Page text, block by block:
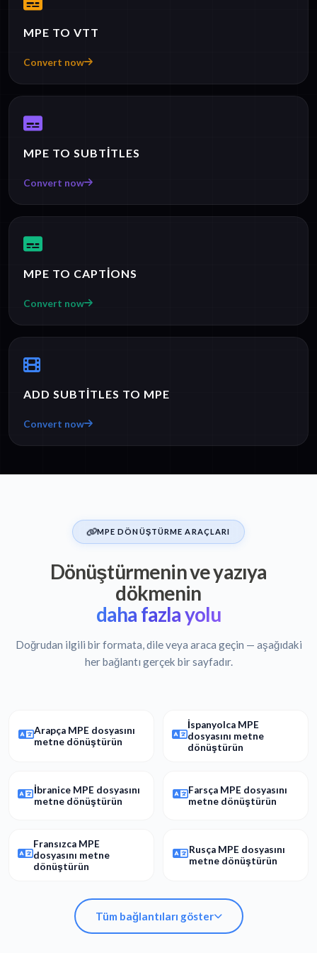
MPE TO VTT
Convert now
MPE TO SUBTITLES
Convert now
MPE TO CAPTIONS
Convert now
ADD SUBTITLES TO MPE
Convert now
MPE DÖNÜŞTÜRME ARAÇLARI
Dönüştürmenin ve yazıya
dökmenin
daha fazla yolu
Doğrudan ilgili bir formata, dile veya araca geçin — aşağıdaki
her bağlantı gerçek bir sayfadır.
Arapça MPE dosyasını
metne dönüştürün
İspanyolca MPE
dosyasını metne
dönüştürün
İbranice MPE dosyasını
metne dönüştürün
Farsça MPE dosyasını
metne dönüştürün
Fransızca MPE
dosyasını metne
dönüştürün
Rusça MPE dosyasını
metne dönüştürün
Tüm bağlantıları göster